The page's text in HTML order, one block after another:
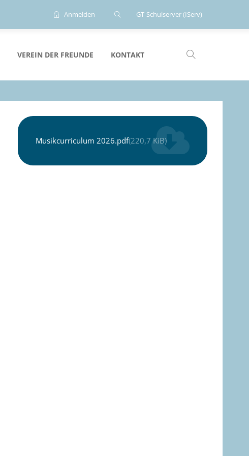
Anmelden GT-Schulserver (IServ)
VEREIN DER FREUNDE KONTAKT
Musikcurriculum 2026.pdf(220,7 KiB)